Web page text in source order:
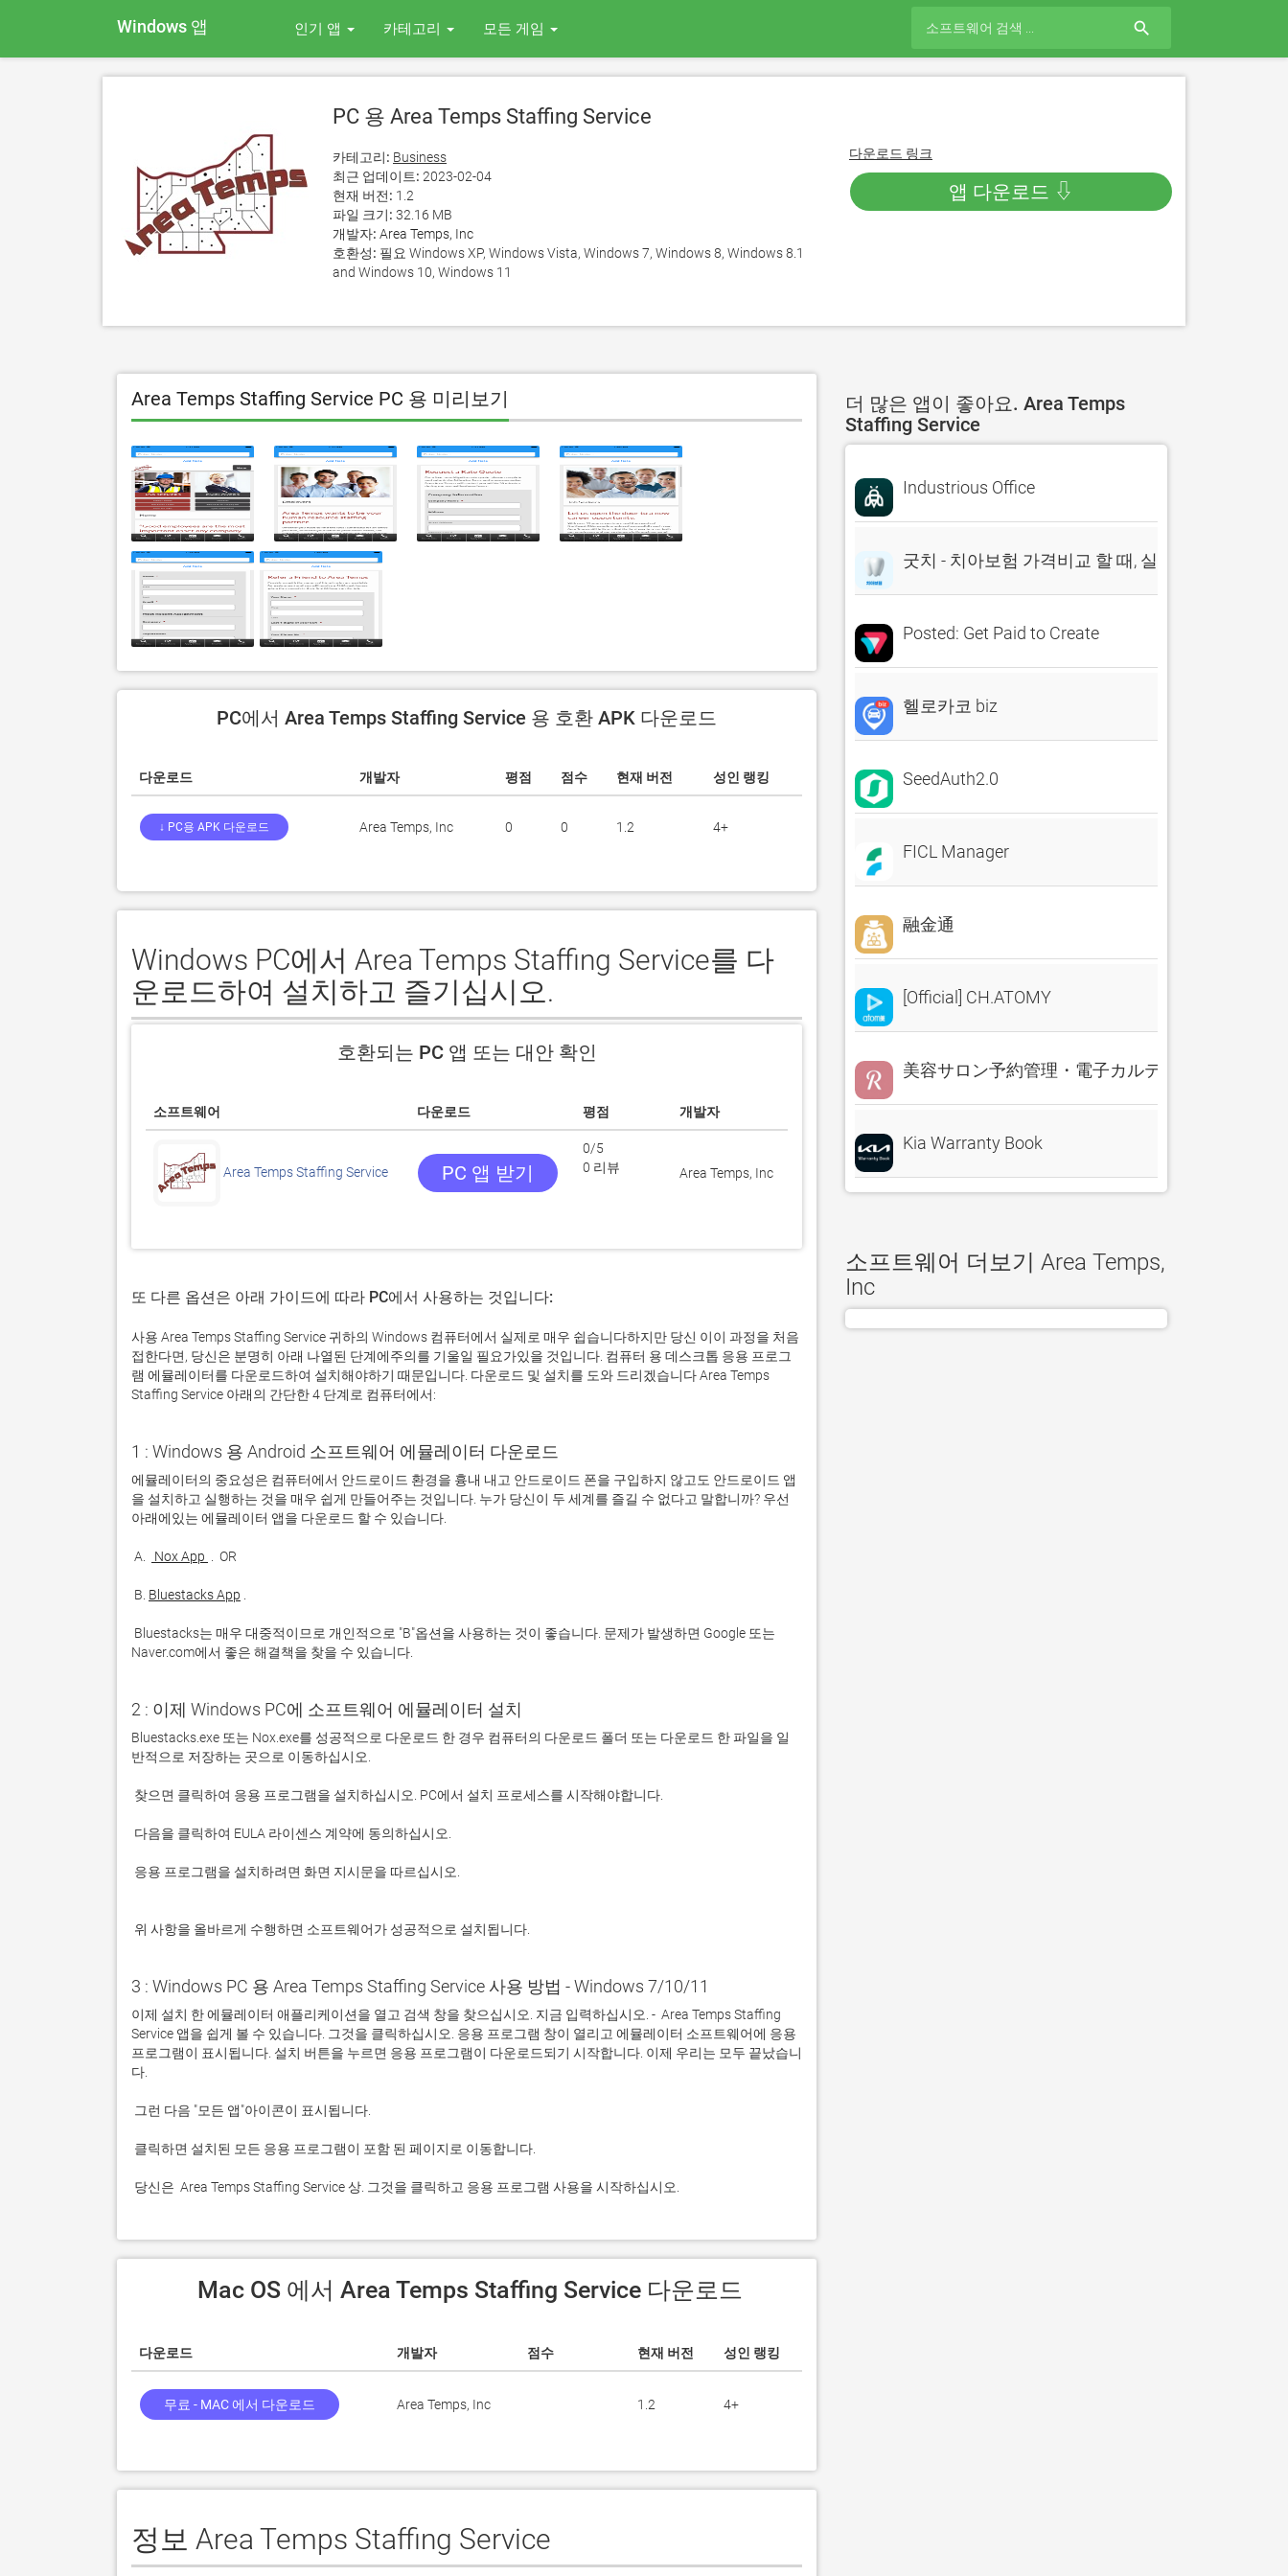
Windows 앱 인기 앱 카테고리 모든 게임 search
PC 용 Area Temps Staffing Service
카테고리: Business
최근 업데이트: 2023-02-04
현재 버전: 1.2
파일 크기: 32.16 MB
개발자: Area Temps, Inc
호환성: 필요 Windows XP, Windows Vista, Windows 7, Windows 8, Windows 8.1
and Windows 10, Windows 11
다운로드 링크
앱 다운로드 ⇩
Area Temps Staffing Service PC 용 미리보기
PC에서 Area Temps Staffing Service 용 호환 APK 다운로드
다운로드 개발자 평점 점수 현재 버전 성인 랭킹
↓ PC용 APK 다운로드 Area Temps, Inc 0 0 1.2 4+
Windows PC에서 Area Temps Staffing Service를 다
운로드하여 설치하고 즐기십시오.
호환되는 PC 앱 또는 대안 확인
소프트웨어 다운로드 평점 개발자
Area Temps Staffing Service PC 앱 받기
0/5
0 리뷰
Area Temps, Inc
또 다른 옵션은 아래 가이드에 따라 PC에서 사용하는 것입니다:
사용 Area Temps Staffing Service 귀하의 Windows 컴퓨터에서 실제로 매우 쉽습니다하지만 당신 이이 과정을 처음
접한다면, 당신은 분명히 아래 나열된 단계에주의를 기울일 필요가있을 것입니다. 컴퓨터 용 데스크톱 응용 프로그
램 에뮬레이터를 다운로드하여 설치해야하기 때문입니다. 다운로드 및 설치를 도와 드리겠습니다 Area Temps
Staffing Service 아래의 간단한 4 단계로 컴퓨터에서:
1 : Windows 용 Android 소프트웨어 에뮬레이터 다운로드
에뮬레이터의 중요성은 컴퓨터에서 안드로이드 환경을 흉내 내고 안드로이드 폰을 구입하지 않고도 안드로이드 앱
을 설치하고 실행하는 것을 매우 쉽게 만들어주는 것입니다. 누가 당신이 두 세계를 즐길 수 없다고 말합니까? 우선
A. Nox App
B. Bluestacks App
Naver.com에서 좋은 해결책을 찾을 수 있습니다.
2 : 이제 Windows PC에 소프트웨어 에뮬레이터 설치
Bluestacks.exe 또는 Nox.exe를 성공적으로 다운로드 한 경우 컴퓨터의 다운로드 폴더 또는 다운로드 한 파일을 일
위 사항을 올바르게 수행하면 소프트웨어가 성공적으로 설치됩니다.
3 : Windows PC 용 Area Temps Staffing Service 사용 방법 - Windows 7/10/11
이제 설치 한 에뮬레이터 애플리케이션을 열고 검색 창을 찾으십시오. 지금 입력하십시오. -  Area Temps Staffing
Service 앱을 쉽게 볼 수 있습니다. 그것을 클릭하십시오. 응용 프로그램 창이 열리고 에뮬레이터 소프트웨어에 응용
프로그램이 표시됩니다. 설치 버튼을 누르면 응용 프로그램이 다운로드되기 시작합니다. 이제 우리는 모두 끝났습니
당신은  Area Temps Staffing Service 상. 그것을 클릭하고 응용 프로그램 사용을 시작하십시오.
Mac OS 에서 Area Temps Staffing Service 다운로드
다운로드 개발자 점수 현재 버전 성인 랭킹
무료 - MAC 에서 다운로드 Area Temps, Inc 1.2 4+
정보 Area Temps Staffing Service
더 많은 앱이 좋아요. Area Temps
Staffing Service
Industrious Office
굿치 - 치아보험 가격비교 할 때, 실시간 비교견적 앱
Posted: Get Paid to Create
헬로카코 biz
SeedAuth2.0
FICL Manager
融金通
[Official] CH.ATOMY
美容サロン予約管理・電子カルテ・売上分析
Kia Warranty Book
소프트웨어 더보기 Area Temps,
Inc